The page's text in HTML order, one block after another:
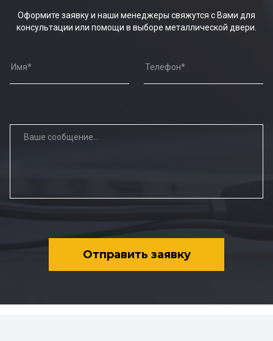
Оформите заявку и наши менеджеры свяжутся с Вами для
консультации или помощи в выборе металлической двери.
Отправить заявку